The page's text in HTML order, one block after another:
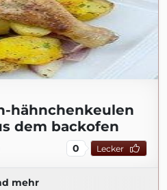
hähnchenkeulen
dem backofen
0 Lecker
mehr